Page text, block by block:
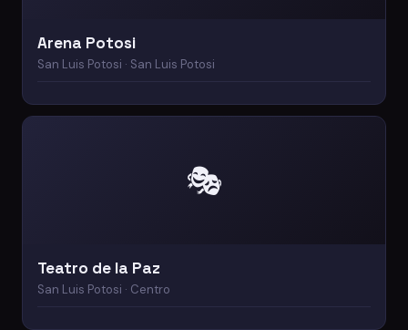
Arena Potosi
San Luis Potosi · San Luis Potosi
🎭
Teatro de la Paz
San Luis Potosi · Centro